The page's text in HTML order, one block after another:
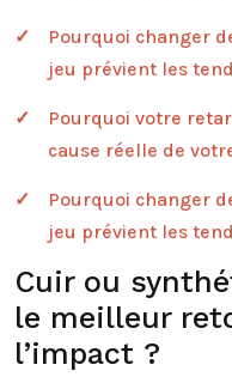
Pourquoi changer
jeu prévient les
Pourquoi votre
cause réelle de
Pourquoi changer
jeu prévient les
Cuir ou
le meilleur
l’impact ?